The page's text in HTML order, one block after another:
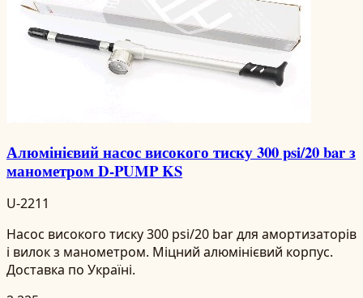
Алюмінієвий насос високого тиску 300 psi/20 bar з
манометром D-PUMP KS
U-2211
Насос високого тиску 300 psi/20 bar для амортизаторів
і вилок з манометром. Міцний алюмінієвий корпус.
Доставка по Україні.